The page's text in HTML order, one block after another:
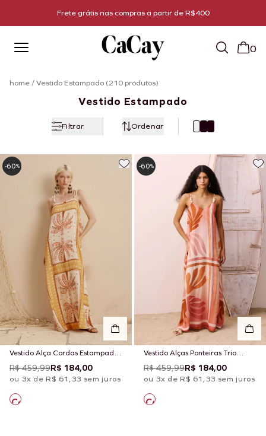
Todo bazar com 60% off
0
home/Vestido Estampado (210 produtos)
Vestido Estampado
Filtrar Ordenar
Vestido Alça Cordas Estampado
Copaiba
R$ 459,99R$ 184,00
ou 3x de R$ 61,33 sem juros
-60%
Vestido Alças Ponteiras Trio
Estampando Igarapés
R$ 459,99R$ 184,00
ou 3x de R$ 61,33 sem juros
-60%